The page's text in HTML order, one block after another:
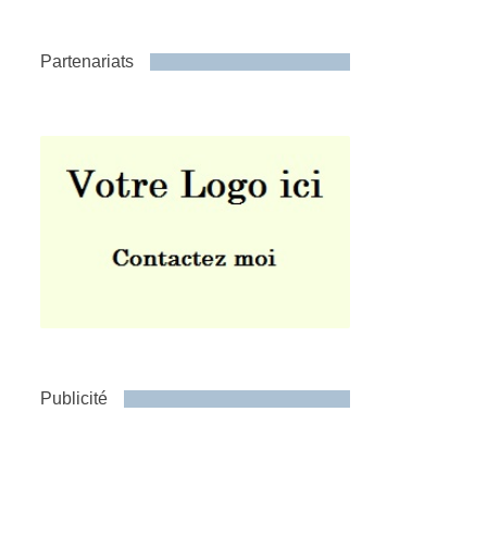
Partenariats
Publicité